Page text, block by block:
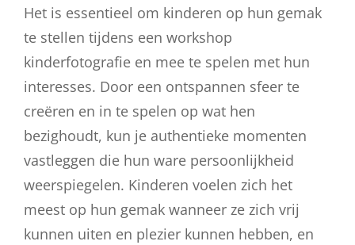
Het is essentieel om kinderen op hun gemak
te stellen tijdens een workshop
kinderfotografie en mee te spelen met hun
interesses. Door een ontspannen sfeer te
creëren en in te spelen op wat hen
bezighoudt, kun je authentieke momenten
vastleggen die hun ware persoonlijkheid
weerspiegelen. Kinderen voelen zich het
meest op hun gemak wanneer ze zich vrij
kunnen uiten en plezier kunnen hebben, en